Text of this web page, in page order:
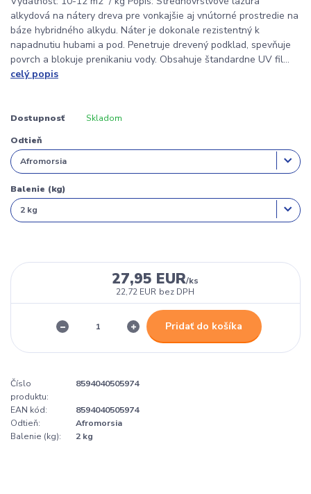
alkydová na nátery dreva pre vonkajšie aj vnútorné prostredie na
báze hybridného alkydu. Náter je dokonale rezistentný k
napadnutiu hubami a pod. Penetruje drevený podklad, spevňuje
povrch a blokuje prenikaniu vody. Obsahuje štandardne UV fil...
celý popis
Dostupnosť Skladom
Odtieň
Balenie (kg)
27,95 EUR/ks
22,72 EUR bez DPH
Pridať do košíka
Číslo
produktu:
8594040505974
EAN kód:
8594040505974
Odtieň:
Afromorsia
Balenie (kg):
2 kg